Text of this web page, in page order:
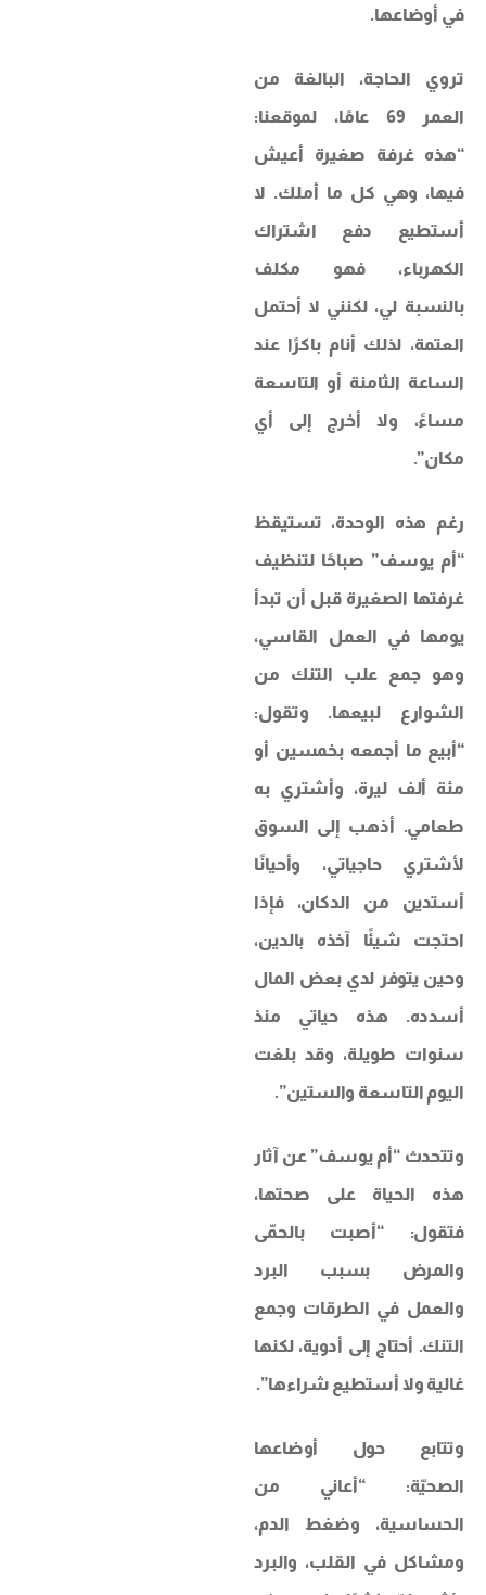
في أوضاعها.
تروي الحاجة، البالغة من
العمر 69 عامًا، لموقعنا:
“هذه غرفة صغيرة أعيش
فيها، وهي كل ما أملك. لا
أستطيع دفع اشتراك
الكهرباء، فهو مكلف
بالنسبة لي، لكنني لا أحتمل
العتمة، لذلك أنام باكرًا عند
الساعة الثامنة أو التاسعة
مساءً، ولا أخرج إلى أي
مكان”.
رغم هذه الوحدة، تستيقظ
“أم يوسف” صباحًا لتنظيف
غرفتها الصغيرة قبل أن تبدأ
يومها في العمل القاسي،
وهو جمع علب التنك من
الشوارع لبيعها. وتقول:
“أبيع ما أجمعه بخمسين أو
مئة ألف ليرة، وأشتري به
طعامي. أذهب إلى السوق
لأشتري حاجياتي، وأحيانًا
أستدين من الدكان، فإذا
احتجت شيئًا آخذه بالدين،
وحين يتوفر لدي بعض المال
أسدده. هذه حياتي منذ
سنوات طويلة، وقد بلغت
اليوم التاسعة والستين”.
وتتحدث “أم يوسف” عن آثار
هذه الحياة على صحتها،
فتقول: “أصبت بالحمّى
والمرض بسبب البرد
والعمل في الطرقات وجمع
التنك. أحتاج إلى أدوية، لكنها
غالية ولا أستطيع شراءها”.
وتتابع حول أوضاعها
الصحيّة: “أعاني من
الحساسية، وضغط الدم،
ومشاكل في القلب، والبرد